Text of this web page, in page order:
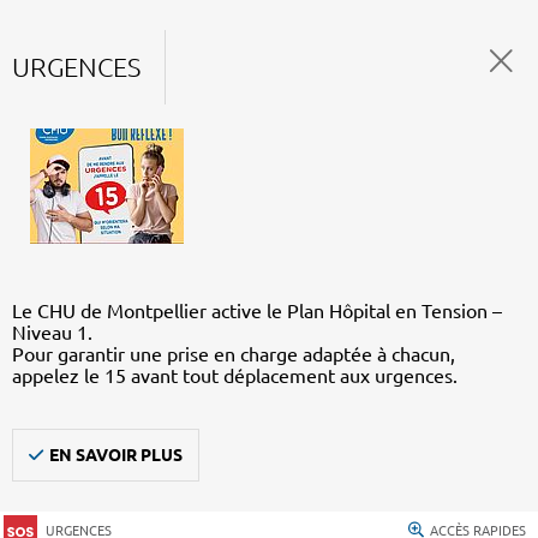
URGENCES
Le CHU de Montpellier active le Plan Hôpital en Tension –
Niveau 1.
Pour garantir une prise en charge adaptée à chacun,
appelez le 15 avant tout déplacement aux urgences.
EN SAVOIR PLUS
URGENCES ACCÈS RAPIDES